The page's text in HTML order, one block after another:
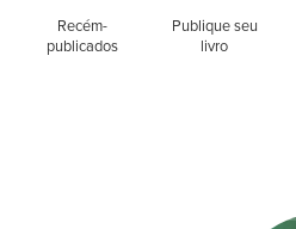
Recém-
publicados
Publique seu
livro